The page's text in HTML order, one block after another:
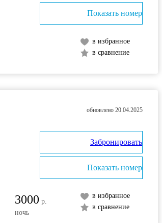
в избранное
в сравнение
Показать номер
3000 р.
ночь
обновлено 20.04.2025
в избранное
в сравнение
Забронировать
Показать номер